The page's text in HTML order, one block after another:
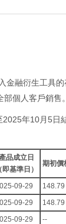
金融衍生工具
個人客戶銷售。
年10月5日
品成立日
（即基準日）
期初價
09-29 148.79
09-29 148.79
09-29 --